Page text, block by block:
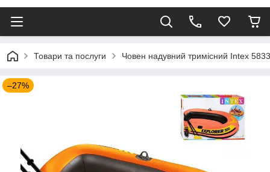
Товари та послуги Човен надувний тримісний Intex
–27%